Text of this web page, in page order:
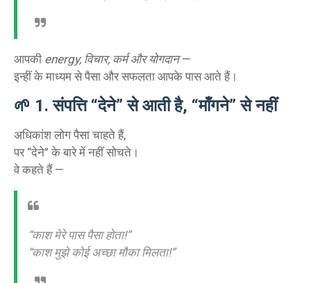
आपकी energy, विचार, कर्म और योगदान—
इन्हीं के माध्यम से पैसा और सफलता आपके पास आते हैं।
🌱 1. संपत्ति “देने” से आती है, “माँगने” से नहीं
अधिकांश लोग पैसा चाहते हैं,
पर “देने” के बारे में नहीं सोचते।
वे कहते हैं —
“काश मेरे पास पैसा होता!”
“काश मुझे कोई अच्छा मौका मिलता!”